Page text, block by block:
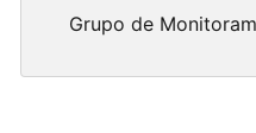
Grupo de